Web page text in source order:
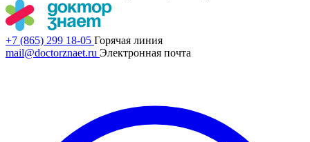
+7 (865) 299 18-05 Горячая линия
mail@doctorznaet.ru Электронная почта